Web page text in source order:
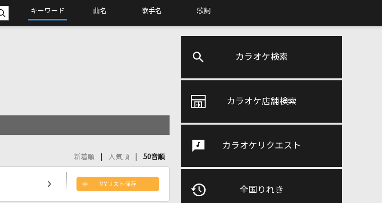
キーワード 曲名 歌手名 歌詞
カラオケ検索
カラオケ店舗検索
カラオケリクエスト
全国りれき
新着順
人気順 50音順
MYリスト保存